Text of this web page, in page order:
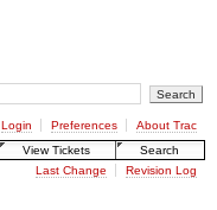
Login Preferences
About Trac
View Tickets
Search
Last Change
Revision Log